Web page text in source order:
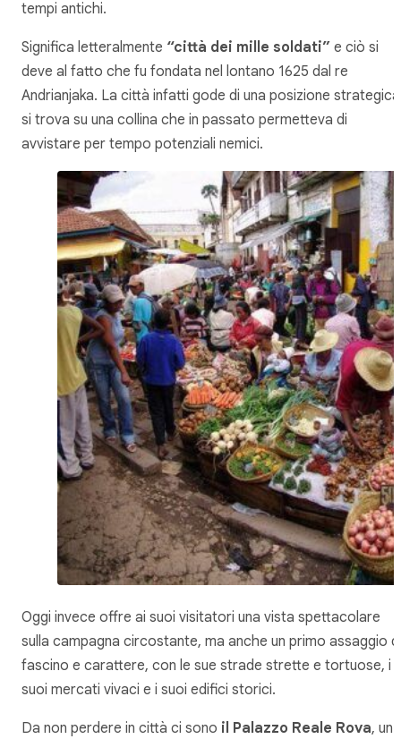
tempi antichi.
Significa letteralmente “città dei mille soldati” e ciò si
deve al fatto che fu fondata nel lontano 1625 dal re
Andrianjaka. La città infatti gode di una posizione
si trova su una collina che in passato permetteva di
avvistare per tempo potenziali nemici.
Oggi invece offre ai suoi visitatori una vista spettacolare
sulla campagna circostante, ma anche un primo assaggio di
fascino e carattere, con le sue strade strette e tortuose, i
suoi mercati vivaci e i suoi edifici storici.
Da non perdere in città ci sono il Palazzo Reale Rova, un